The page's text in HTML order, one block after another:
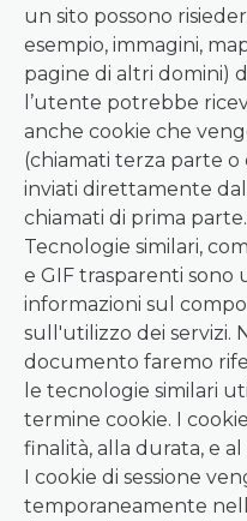
un sito possono
esempio, immagini,
pagine di altri domini)
l’utente potrebbe
anche cookie che
(chiamati terza parte o
inviati direttamente dal
chiamati di prima
Tecnologie similari,
e GIF trasparenti sono
informazioni sul
sull'utilizzo dei servizi.
documento faremo
le tecnologie similari
termine cookie. I
finalità, alla durata, e
I cookie di sessione
temporaneamente